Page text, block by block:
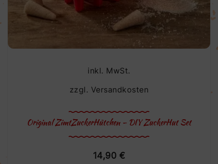
inkl. MwSt.
zzgl. Versandkosten
Original ZimtZuckerHütchen – DIY ZuckerHut Set
14,90 €